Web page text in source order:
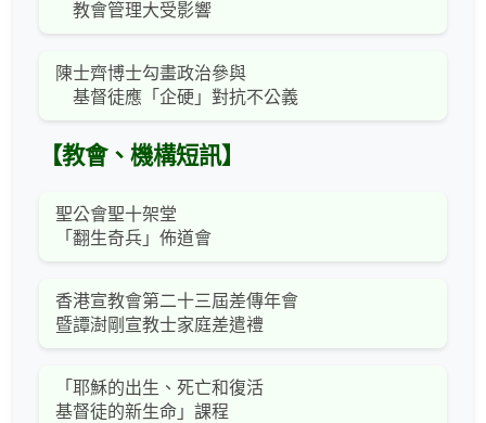
教會管理大受影響
陳士齊博士勾畫政治參與
基督徒應「企硬」對抗不公義
【教會、機構短訊】
聖公會聖十架堂
「翻生奇兵」佈道會
香港宣教會第二十三屆差傳年會
暨譚澍剛宣教士家庭差遣禮
「耶穌的出生、死亡和復活
基督徒的新生命」課程